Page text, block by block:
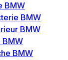
BMW
BMW
BMW
BMW
BMW